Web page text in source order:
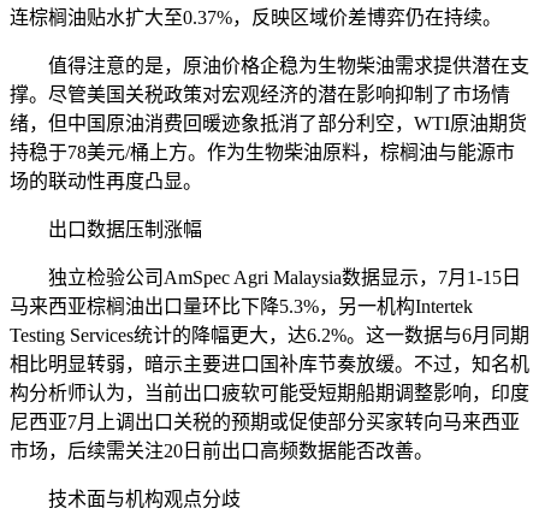
连棕榈油贴水扩大至0.37%，反映区域价差博弈仍在持续。
值得注意的是，原油价格企稳为生物柴油需求提供潜在支
撑。尽管美国关税政策对宏观经济的潜在影响抑制了市场情
绪，但中国原油消费回暖迹象抵消了部分利空，WTI原油期货
持稳于78美元/桶上方。作为生物柴油原料，棕榈油与能源市
场的联动性再度凸显。
出口数据压制涨幅
独立检验公司AmSpec Agri Malaysia数据显示，7月1-15日
马来西亚棕榈油出口量环比下降5.3%，另一机构Intertek
Testing Services统计的降幅更大，达6.2%。这一数据与6月同期
相比明显转弱，暗示主要进口国补库节奏放缓。不过，知名机
构分析师认为，当前出口疲软可能受短期船期调整影响，印度
尼西亚7月上调出口关税的预期或促使部分买家转向马来西亚
市场，后续需关注20日前出口高频数据能否改善。
技术面与机构观点分歧